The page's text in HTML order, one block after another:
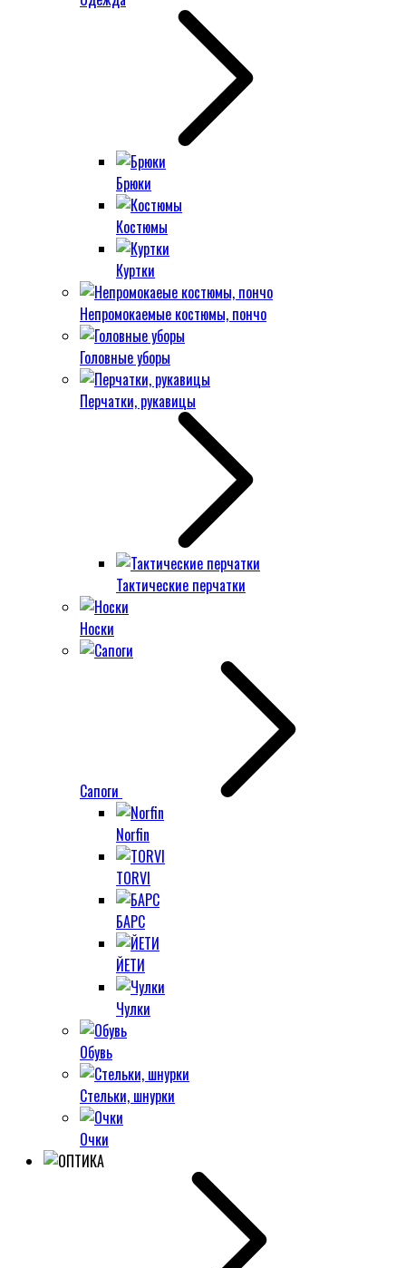
Брюки
Костюмы
Куртки
Непромокаемые костюмы, пончо
Головные уборы
Перчатки, рукавицы
Тактические перчатки
Носки
Сапоги
Norfin
TORVI
БАРС
ЙЕТИ
Чулки
Обувь
Стельки, шнурки
Очки